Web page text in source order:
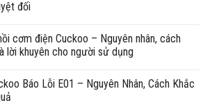
đối
cơm điện Cuckoo – Nguyên nhân, cách
lời khuyên cho người sử dụng
Báo Lỗi E01 – Nguyên Nhân, Cách Khắc